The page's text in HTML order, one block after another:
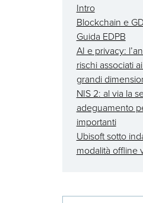
Intro
Blockchain e
Guida EDPB
AI e privacy:
rischi associati
grandi
NIS 2: al via la
adeguamento
importanti
Ubisoft sotto
modalità offline